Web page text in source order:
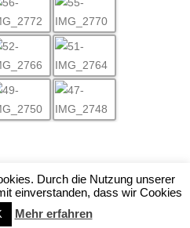
Durch die Nutzung unserer
einverstanden, dass wir Cookies
Mehr erfahren